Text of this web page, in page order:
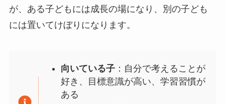
が、ある子どもには成長の場になり、別の子ども
には置いてけぼりになります。
向いている子：自分で考えることが
好き、目標意識が高い、学習習慣が
ある